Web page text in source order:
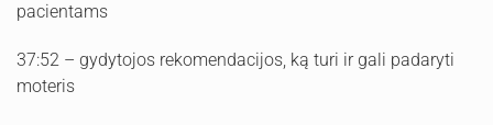
pacientams
37:52 – gydytojos rekomendacijos, ką turi ir gali padaryti
moteris